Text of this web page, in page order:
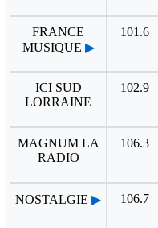
FRANCE
MUSIQUE ▶
101.6
ICI SUD
LORRAINE
102.9
MAGNUM LA
RADIO
106.3
NOSTALGIE ▶ 106.7